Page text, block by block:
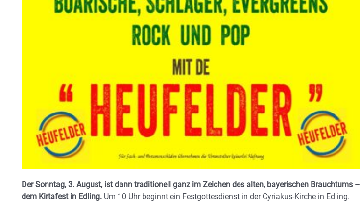
Der Sonntag, 3. August, ist dann traditionell ganz im Zeichen des alten, bayerischen Brauchtums –
dem Kirtafest in Edling. Um 10 Uhr beginnt ein Festgottesdienst in der Cyriakus-Kirche in Edling.